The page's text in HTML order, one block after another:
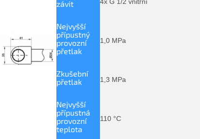
závit
Nejvyšší
přípustný
provozní
přetlak
1,0 MPa
Zkušební
přetlak
1,3 MPa
Nejvyšší
přípustná
provozní
teplota
110 °C